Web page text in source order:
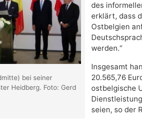
bei seiner
Heidberg. Foto: Gerd
des
erklärt, dass
Ostbelgien
werden.“
Insgesamt
20.565,76
ostbelgische
seien, so der